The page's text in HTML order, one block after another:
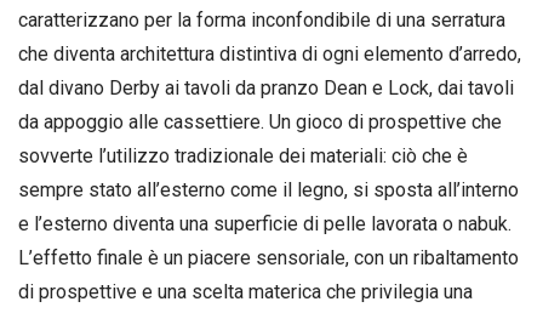
caratterizzano per la forma inconfondibile di una serratura
che diventa architettura distintiva di ogni elemento d’arredo,
dal divano Derby ai tavoli da pranzo Dean e Lock, dai tavoli
da appoggio alle cassettiere. Un gioco di prospettive che
sovverte l’utilizzo tradizionale dei materiali: ciò che è
sempre stato all’esterno come il legno, si sposta all’interno
e l’esterno diventa una superficie di pelle lavorata o nabuk.
L’effetto finale è un piacere sensoriale, con un ribaltamento
di prospettive e una scelta materica che privilegia una